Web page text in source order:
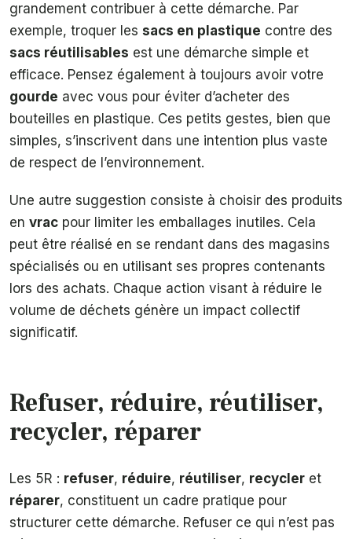
grandement contribuer à cette démarche. Par
exemple, troquer les sacs en plastique contre des
sacs réutilisables est une démarche simple et
efficace. Pensez également à toujours avoir votre
gourde avec vous pour éviter d’acheter des
bouteilles en plastique. Ces petits gestes, bien que
simples, s’inscrivent dans une intention plus vaste
de respect de l’environnement.
Une autre suggestion consiste à choisir des produits
en vrac pour limiter les emballages inutiles. Cela
peut être réalisé en se rendant dans des magasins
spécialisés ou en utilisant ses propres contenants
lors des achats. Chaque action visant à réduire le
volume de déchets génère un impact collectif
significatif.
Refuser, réduire, réutiliser,
recycler, réparer
Les 5R : refuser, réduire, réutiliser, recycler et
réparer, constituent un cadre pratique pour
structurer cette démarche. Refuser ce qui n’est pas